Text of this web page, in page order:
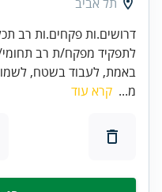
דרושים.ות פקחים.ות רב
לתפקיד מפקח/ת רב
באמת, לעבוד בשטח,
מ... קרא עוד